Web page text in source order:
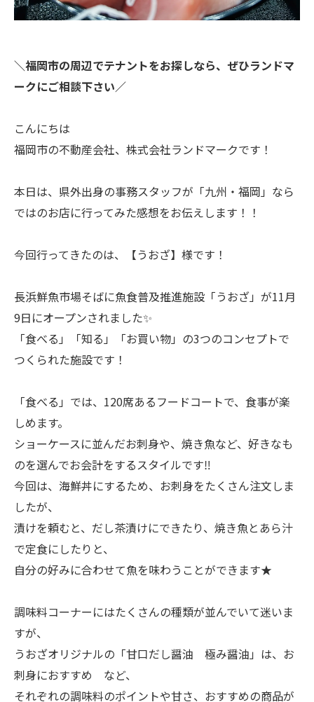
＼福岡市の周辺でテナントをお探しなら、ぜひランドマ
ークにご相談下さい／
こんにちは
福岡市の不動産会社、株式会社ランドマークです！
本日は、県外出身の事務スタッフが「九州・福岡」なら
ではのお店に行ってみた感想をお伝えします！！
今回行ってきたのは、【うおざ】様です！
長浜鮮魚市場そばに魚食普及推進施設「うおざ」が11月
9日にオープンされました✨
「食べる」「知る」「お買い物」の3つのコンセプトで
つくられた施設です！
「食べる」では、120席あるフードコートで、食事が楽
しめます。
ショーケースに並んだお刺身や、焼き魚など、好きなも
のを選んでお会計をするスタイルです‼
今回は、海鮮丼にするため、お刺身をたくさん注文しま
したが、
漬けを頼むと、だし茶漬けにできたり、焼き魚とあら汁
で定食にしたりと、
自分の好みに合わせて魚を味わうことができます★
調味料コーナーにはたくさんの種類が並んでいて迷いま
すが、
うおざオリジナルの「甘口だし醤油 極み醤油」は、お
刺身におすすめ など、
それぞれの調味料のポイントや甘さ、おすすめの商品が